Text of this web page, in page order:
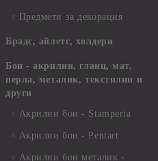
Предмети за декорация
Брадс, айлетс, холдери
Бои - акрилни, гланц, мат,
перла, металик, текстилни и
други
Акрилни бои - Stamperia
Акрилни бои - Pentart
Акрилни бои металик -